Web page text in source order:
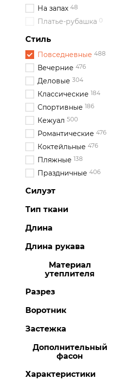
На запах 48
Платье-рубашка 0
Стиль
Повседневные 488
Вечерние 476
Деловые 304
Классические 184
Спортивные 186
Кежуал 500
Романтические 476
Коктейльные 476
Пляжные 138
Праздничные 406
Силуэт
Тип ткани
Длина
Длина рукава
Материал
утеплителя
Разрез
Воротник
Застежка
Дополнительный
фасон
Характеристики